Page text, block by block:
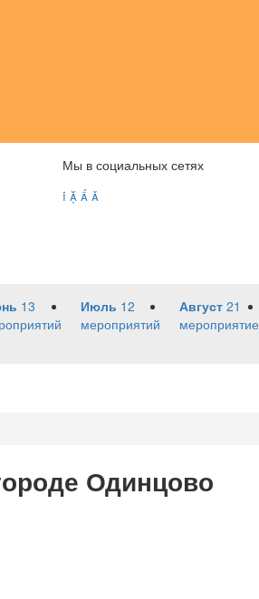
Мы в социальных сетях
   
13
Июль 12
мероприятий
Август 21
мероприятие
Одинцово